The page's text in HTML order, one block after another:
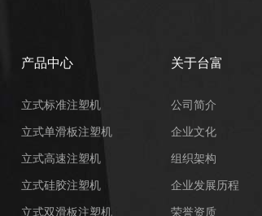
产品中心
立式标准注塑机
立式单滑板注塑机
立式高速注塑机
立式硅胶注塑机
立式双滑板注塑机
关于台富
公司简介
企业文化
组织架构
企业发展历程
荣誉资质